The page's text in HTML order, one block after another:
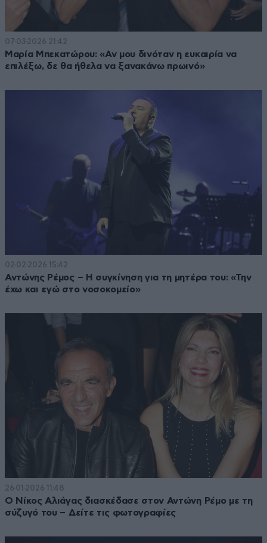
07·03·2026 21:42
Μαρία Μπεκατώρου: «Αν μου δινόταν η ευκαιρία να
επιλέξω, δε θα ήθελα να ξανακάνω πρωινό»
02·02·2026 15:42
Αντώνης Ρέμος – Η συγκίνηση για τη μητέρα του: «Την
έχω και εγώ στο νοσοκομείο»
26·01·2026 11:48
Ο Νίκος Αλιάγας διασκέδασε στον Αντώνη Ρέμο με τη
σύζυγό του – Δείτε τις φωτογραφίες